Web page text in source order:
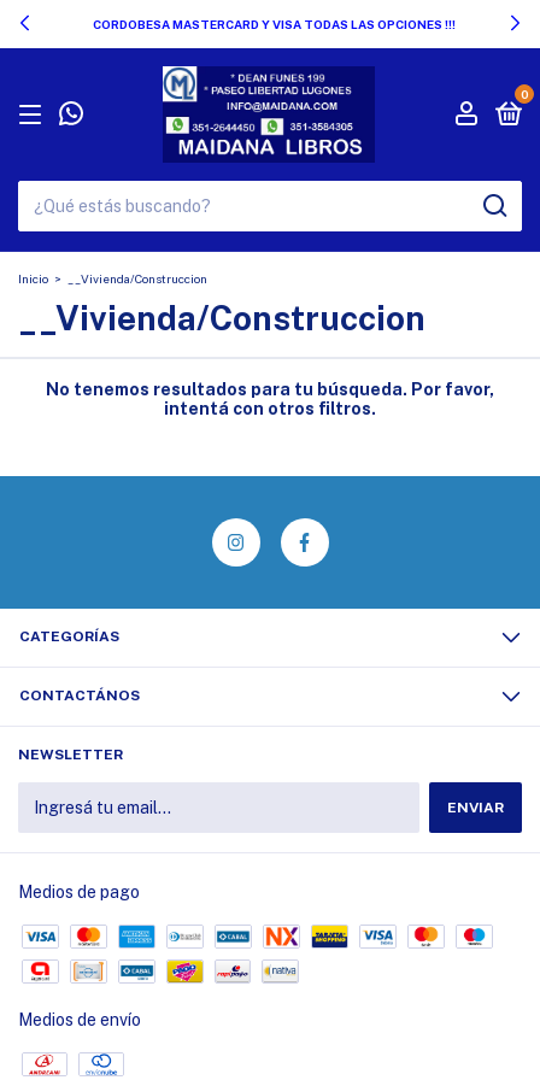
CORDOBESA MASTERCARD Y VISA TODAS LAS OPCIONES !!!
0
Inicio > __Vivienda/Construccion
__Vivienda/Construccion
No tenemos resultados para tu búsqueda. Por favor,
intentá con otros filtros.
CATEGORÍAS
CONTACTÁNOS
NEWSLETTER
Medios de pago
Medios de envío